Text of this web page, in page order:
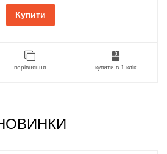
Купити
порівняння купити в 1 клік